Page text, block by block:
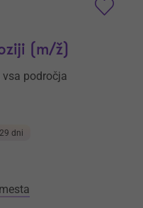
(m/ž)
vsa področja
dni